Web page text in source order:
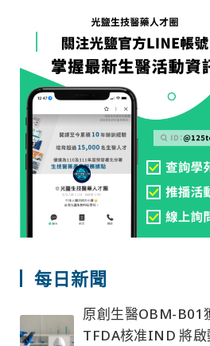
每日新聞
原創生醫OBM-B01
TFDA核准IND 將啟